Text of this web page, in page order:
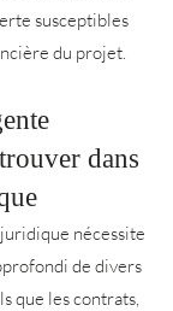
susceptibles
du projet.
dans
nécessite
de divers
que les contrats,